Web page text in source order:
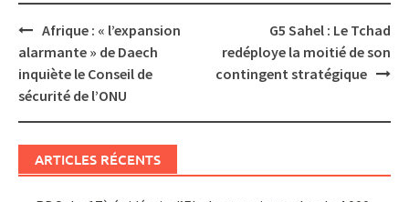
Post
navigation
Afrique : « l’expansion
alarmante » de Daech
inquiète le Conseil de
sécurité de l’ONU
G5 Sahel : Le Tchad
redéploye la moitié de son
contingent stratégique
ARTICLES RÉCENTS